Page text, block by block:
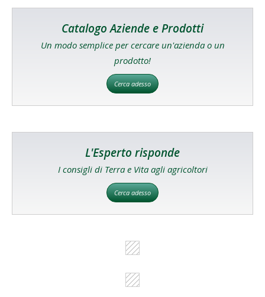
Catalogo Aziende e Prodotti
Un modo semplice per cercare un'azienda o un
prodotto!
Cerca adesso
L'Esperto risponde
I consigli di Terra e Vita agli agricoltori
Cerca adesso